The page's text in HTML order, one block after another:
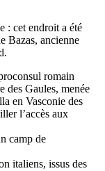
: cet endroit a été
Bazas, ancienne
romain
des Gaules, menée
en Vasconie des
l’accès aux
camp de
italiens, issus des